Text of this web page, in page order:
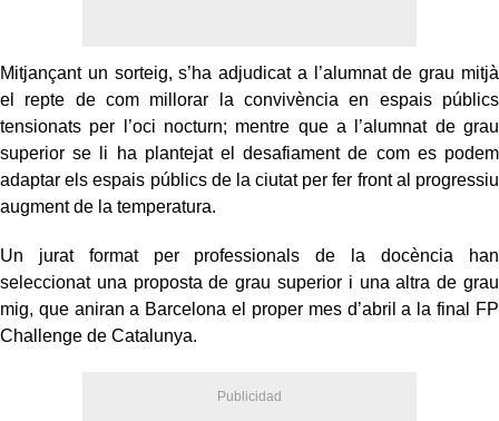
Mitjançant un sorteig, s’ha adjudicat a l’alumnat de grau mitjà
el repte de com millorar la convivència en espais públics
tensionats per l’oci nocturn; mentre que a l’alumnat de grau
superior se li ha plantejat el desafiament de com es podem
adaptar els espais públics de la ciutat per fer front al progressiu
augment de la temperatura.
Un jurat format per professionals de la docència han
seleccionat una proposta de grau superior i una altra de grau
mig, que aniran a Barcelona el proper mes d’abril a la final FP
Challenge de Catalunya.